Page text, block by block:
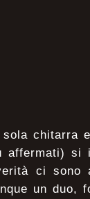
chitarra
si
ci sono
un duo,